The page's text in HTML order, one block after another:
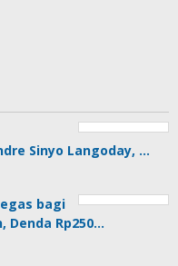
Sinyo Langoday, …
bagi
Denda Rp250…